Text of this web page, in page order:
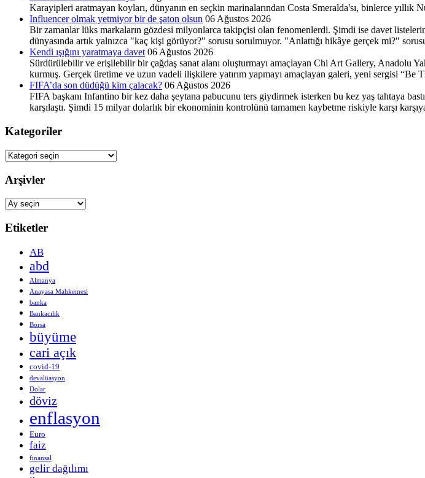
Karayipleri aratmayan koyları, dünyanın en seçkin marinalarından Costa Smeralda'sı, binlerce yıllık
Influencer olmak yetmiyor bir de şaton olsun 06 Ağustos 2026
Bir zamanlar lüks markaların gözdesi milyonlarca takipçisi olan fenomenlerdi. Şimdi ise davet
dünyasında artık yalnızca "kaç kişi görüyor?" sorusu sorulmuyor. "Anlattığı hikâye gerçek mi?"
Kendi ışığını yaratmaya davet 06 Ağustos 2026
Sürdürülebilir ve erişilebilir bir çağdaş sanat alanı oluşturmayı amaçlayan Chi Art Gallery, Anadolu
kurmuş. Gerçek üretime ve uzun vadeli ilişkilere yatırım yapmayı amaçlayan galeri, yeni sergisi
FIFA’da son düdüğü kim çalacak? 06 Ağustos 2026
FIFA başkanı Infantino bir kez daha şeytana pabucunu ters giydirmek isterken bu kez yaş tahtaya
karşılaştı. Şimdi 15 milyar dolarlık bir ekonominin kontrolünü tamamen kaybetme riskiyle karşı
Kategoriler
Kategoriler
Arşivler
Arşivler
Etiketler
AB
abd
Almanya
Anayasa Mahkemesi
banka
Bankacılık
Borsa
büyüme
cari açık
covid-19
devalüasyon
Dolar
döviz
enflasyon
Euro
faiz
finansal
gelir dağılımı